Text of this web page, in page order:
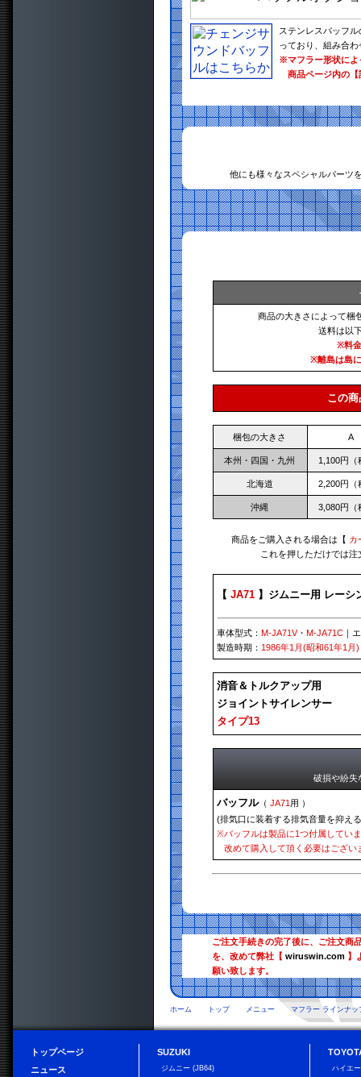
ステンレスバッフ
っており、組み合
※マフラー形状によ
商品ページ内の【
他にも様々なスペシャルパーツ
商品の大きさによって梱
送料は以
※料
※離島は島
この
梱包の大きさ A
本州・四国・九州 1,100円（
北海道 2,200円（
沖縄 3,080円（
商品をご購入される場合は【 カ
これを押しただけでは
【JA71 】ジムニー用 レーシ
車体型式：M-JA71V・M-JA71C ｜
製造時期： 1986年1月(昭和61年1月)
消音＆トルクアップ用
ジョイントサイレンサー
タイプ13
破損や紛失
バッフル（JA71 用 ）
(排気口に装着する排気音量を抑え
※バッフルは製品に1つ付属してい
改めて購入して頂く必要はござい
ご注文手続きの完了後に、ご注文商
を、改めて弊社【wiruswin.com 】
願い致します。
ホーム トップ メニュー マフラー ラインナッ
トップページ
ニュース
SUZUKI
ジムニー (JB64) ハイエ